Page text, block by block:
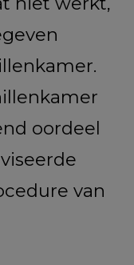
oordeel
van